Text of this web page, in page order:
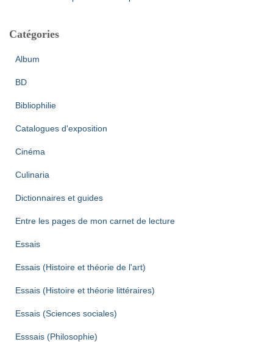
Catégories
Album
BD
Bibliophilie
Catalogues d'exposition
Cinéma
Culinaria
Dictionnaires et guides
Entre les pages de mon carnet de lecture
Essais
Essais (Histoire et théorie de l'art)
Essais (Histoire et théorie littéraires)
Essais (Sciences sociales)
Esssais (Philosophie)